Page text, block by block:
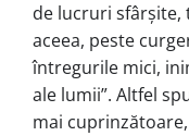
de lucruri sfârşite,
aceea, peste
întregurile mici,
ale lumii”. Altfel
mai